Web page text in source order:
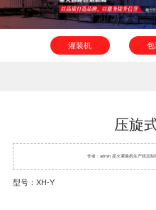
灌装机 包
压旋
作者：admin 星火灌装机生产线定制
型号：XH-Y